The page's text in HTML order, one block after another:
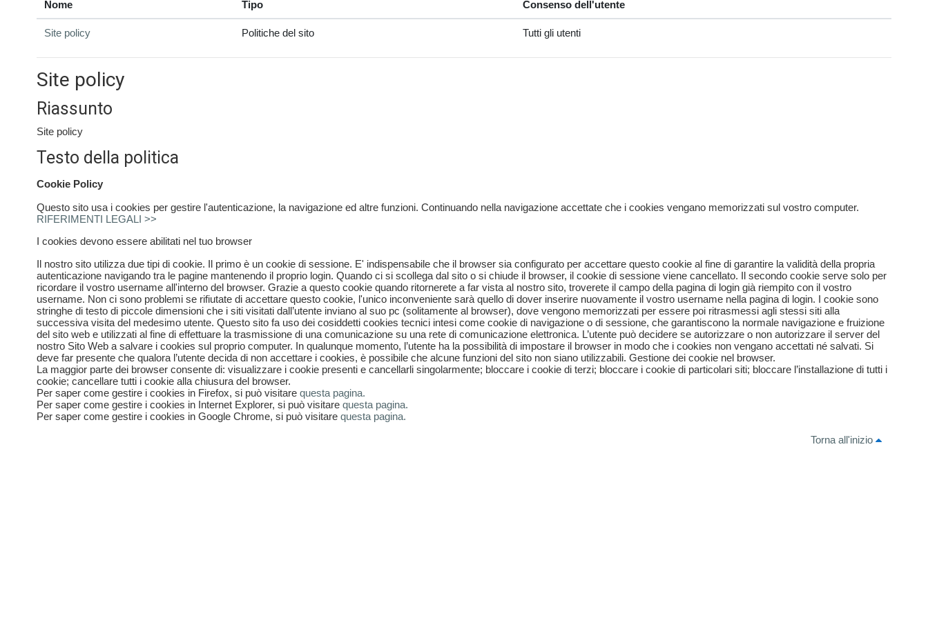
Nome Tipo Consenso dell'utente
Site policy Politiche del sito Tutti gli utenti
Site policy
Riassunto
Site policy
Testo della politica
Cookie Policy
Questo sito usa i cookies per gestire l'autenticazione, la navigazione ed altre funzioni. Continuando nella navigazione accettate che i cookies vengano memorizzati sul vostro computer.
RIFERIMENTI LEGALI >>
I cookies devono essere abilitati nel tuo browser
Il nostro sito utilizza due tipi di cookie. Il primo è un cookie di sessione. E' indispensabile che il browser sia configurato per accettare questo cookie al fine di garantire la validità della propria
autenticazione navigando tra le pagine mantenendo il proprio login. Quando ci si scollega dal sito o si chiude il browser, il cookie di sessione viene cancellato. Il secondo cookie serve solo per
ricordare il vostro username all'interno del browser. Grazie a questo cookie quando ritornerete a far vista al nostro sito, troverete il campo della pagina di login già riempito con il vostro
username. Non ci sono problemi se rifiutate di accettare questo cookie, l'unico inconveniente sarà quello di dover inserire nuovamente il vostro username nella pagina di login. I cookie sono
stringhe di testo di piccole dimensioni che i siti visitati dall’utente inviano al suo pc (solitamente al browser), dove vengono memorizzati per essere poi ritrasmessi agli stessi siti alla
successiva visita del medesimo utente. Questo sito fa uso dei cosiddetti cookies tecnici intesi come cookie di navigazione o di sessione, che garantiscono la normale navigazione e fruizione
del sito web e utilizzati al fine di effettuare la trasmissione di una comunicazione su una rete di comunicazione elettronica. L’utente può decidere se autorizzare o non autorizzare il server del
nostro Sito Web a salvare i cookies sul proprio computer. In qualunque momento, l’utente ha la possibilità di impostare il browser in modo che i cookies non vengano accettati né salvati. Si
deve far presente che qualora l’utente decida di non accettare i cookies, è possibile che alcune funzioni del sito non siano utilizzabili. Gestione dei cookie nel browser.
La maggior parte dei browser consente di: visualizzare i cookie presenti e cancellarli singolarmente; bloccare i cookie di terzi; bloccare i cookie di particolari siti; bloccare l’installazione di tutti i
cookie; cancellare tutti i cookie alla chiusura del browser.
Per saper come gestire i cookies in Firefox, si può visitare questa pagina.
Per saper come gestire i cookies in Internet Explorer, si può visitare questa pagina.
Per saper come gestire i cookies in Google Chrome, si può visitare questa pagina.
Torna all'inizio